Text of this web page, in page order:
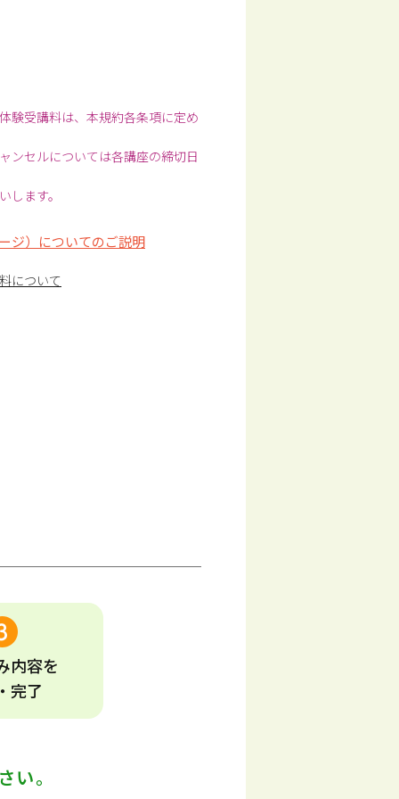
験受講料は、本規約各条項に定め
ンセルについては各講座の締切日
ます。
ジ）についてのご説明
について
内容を
完了
い。